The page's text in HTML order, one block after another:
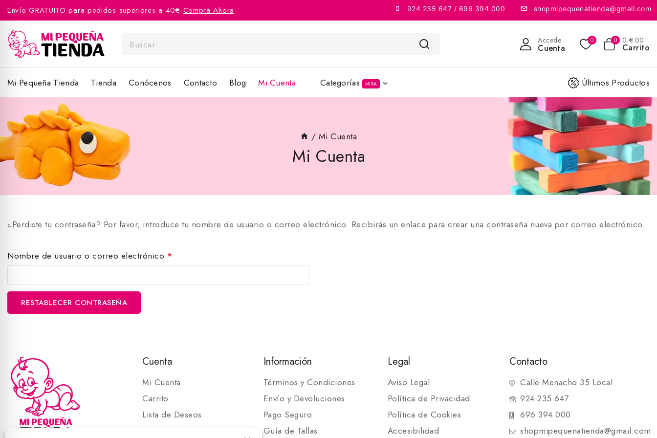
Envío GRATUITO para pedidos superiores a 40€ Compra Ahora 924 235 647 / 696 394 000 shopmipequenatienda@gmail.com
Accede
Cuenta
0 0 0 €.00
Carrito
Mi Pequeña Tienda Tienda Conócenos Contacto Blog Mi Cuenta Categorías MIRA Últimos Productos
/ Mi Cuenta
Mi Cuenta
¿Perdiste tu contraseña? Por favor, introduce tu nombre de usuario o correo electrónico. Recibirás un enlace para crear una contraseña nueva por correo electrónico.
Nombre de usuario o correo electrónico *
RESTABLECER CONTRASEÑA
Cuenta
Mi Cuenta
Carrito
Lista de Deseos
Información
Términos y Condiciones
Envío y Devoluciones
Pago Seguro
Guía de Tallas
Legal
Aviso Legal
Política de Privacidad
Política de Cookies
Accesibilidad
Contacto
Calle Menacho 35 Local
924 235 647
696 394 000
shopmipequenatienda@gmail.com